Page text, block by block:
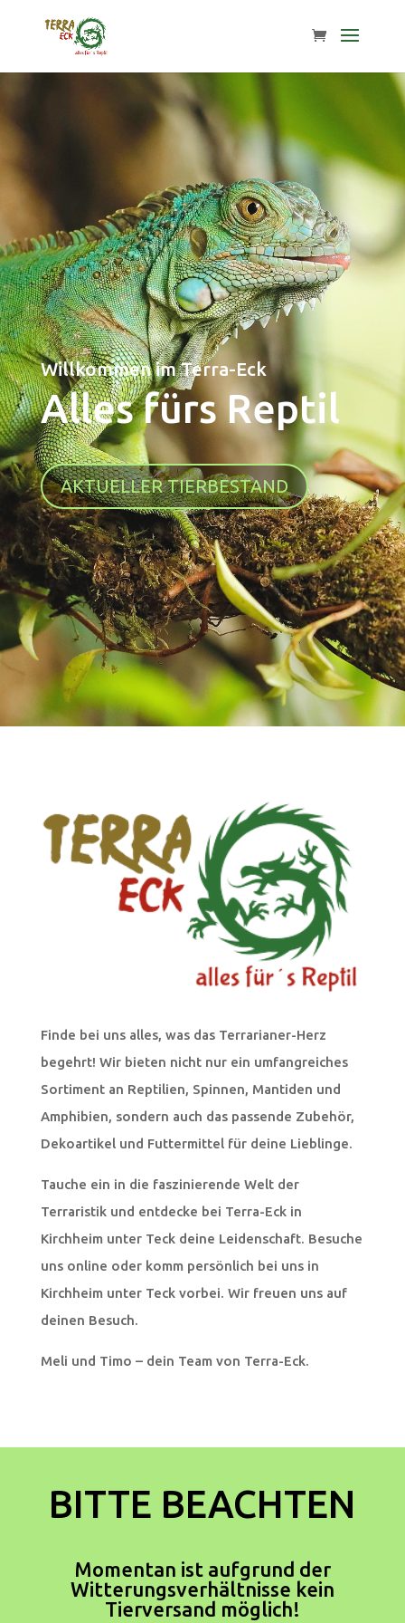
Willkommen im Terra-Eck
Alles fürs Reptil
AKTUELLER TIERBESTAND
Finde bei uns alles, was das Terrarianer-Herz
begehrt! Wir bieten nicht nur ein umfangreiches
Sortiment an Reptilien, Spinnen, Mantiden und
Amphibien, sondern auch das passende Zubehör,
Dekoartikel und Futtermittel für deine Lieblinge.
Tauche ein in die faszinierende Welt der
Terraristik und entdecke bei Terra-Eck in
Kirchheim unter Teck deine Leidenschaft. Besuche
uns online oder komm persönlich bei uns in
Kirchheim unter Teck vorbei. Wir freuen uns auf
deinen Besuch.
Meli und Timo – dein Team von Terra-Eck.
BITTE BEACHTEN
Momentan ist aufgrund der
Witterungsverhältnisse kein
Tierversand möglich!